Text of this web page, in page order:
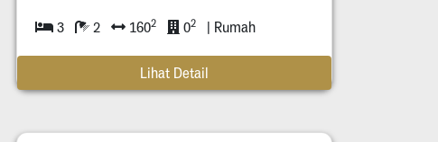
3 2 1602 02 | Rumah
Lihat Detail